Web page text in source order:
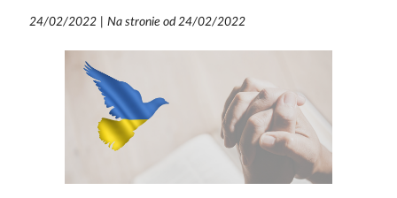
24/02/2022| Na stronie od 24/02/2022